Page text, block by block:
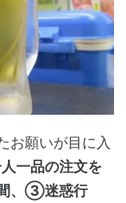
お願いが目に入
一品の注文を
、③迷惑行